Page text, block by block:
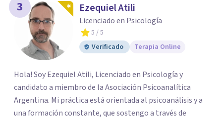
3 Ezequiel Atili
Licenciado en Psicología
5 / 5
Verificado
Terapia Online
Hola! Soy Ezequiel Atili, Licenciado en Psicología y
candidato a miembro de la Asociación Psicoanalítica
Argentina. Mi práctica está orientada al psicoanálisis y a
una formación constante, que sostengo a través de